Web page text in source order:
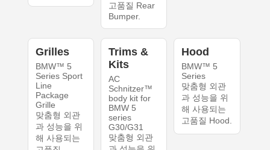
고품질 Rear
Bumper.
Grilles
BMW™ 5
Series Sport
Line
Package
Grille
맞춤형 외관
과 성능을 위
해 사용되는
Trims &
Kits
AC
Schnitzer™
body kit for
BMW 5
series
G30/G31
맞춤형 외관
Hood
BMW™ 5
Series
맞춤형 외관
과 성능을 위
해 사용되는
고품질 Hood.